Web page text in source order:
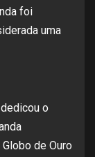
foi
uma
o
de Ouro